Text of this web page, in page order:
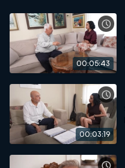
00:05:43
00:03:19